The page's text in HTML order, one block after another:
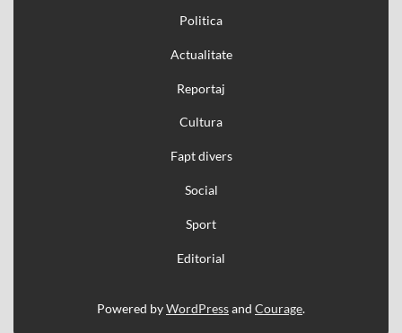
Politica
Actualitate
Reportaj
Cultura
Fapt divers
Social
Sport
Editorial
Powered byWordPressand Courage.